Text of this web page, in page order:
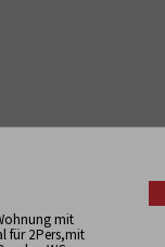
mit
für 2Pers,mit